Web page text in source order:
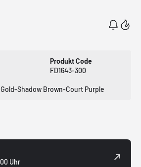
Produkt Code
FD1643-300
Shadow Brown-Court Purple
Uhr